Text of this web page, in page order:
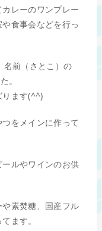
レーのワンプレー
食事会などを行っ
前（さとこ）の
。
ります(^^)
をメインに作って
ルやワインのお供
素焚糖、国産フル
ます。